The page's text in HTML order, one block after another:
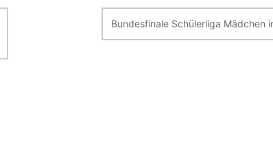
Bundesfinale Schülerliga Mädchen